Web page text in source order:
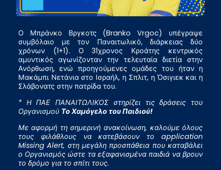
Ο Μπράνκο Βργκοτς (Branko Vrgoc) υπέγραψε
συμβόλαιο με τον Παναιτωλικό, διάρκειας δύο
χρόνων (1+1). Ο 31χρονος Κροάτης κεντρικός
αμυντικός αγωνίζονταν την τελευταία διετία στην
Ανόρθωση, ενώ προηγούμενες ομάδες του ήταν η
Μακάμπι Νετάνια στο Ισραήλ, η Σπλιτ, η Όσιγιεκ και η
Σλάβονατς στην πατρίδα του.
* H ΠΑΕ ΠΑΝΑΙΤΩΛΙΚΟΣ στηρίζει τις δράσεις του
Οργανισμού Το Χαμόγελο του Παιδιού!
Με αφορμή τη σημερινή ανακοίνωση, καλούμε όλους
τους φιλάθλους να κατεβάσουν το application
Missing Alert, στη μεγάλη προσπάθεια που καταβάλει
ο Οργανισμός ώστε τα εξαφανισμένα παιδιά να βρουν
το δρόμο για το σπίτι τους.